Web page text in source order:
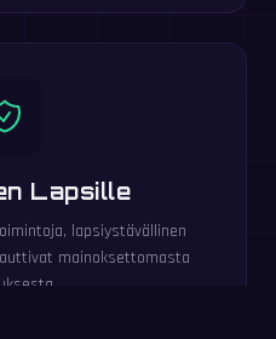
Lapsille
lapsiystävällinen
mainoksettomasta